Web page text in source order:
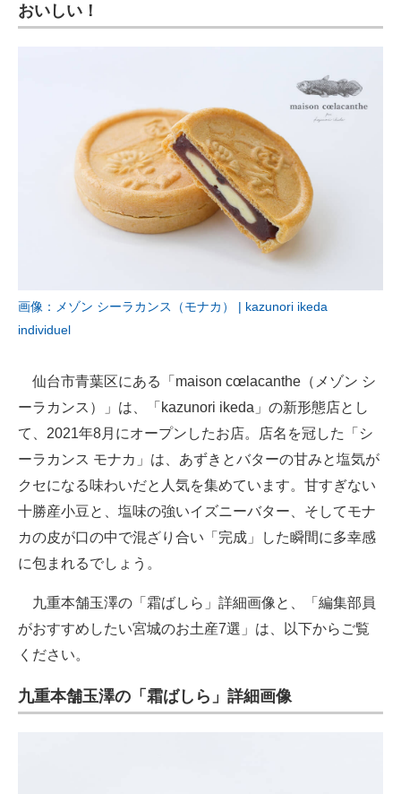
おいしい！
画像：メゾン シーラカンス（モナカ） | kazunori ikeda
individuel
仙台市青葉区にある「maison cœlacanthe（メゾン シ
ーラカンス）」は、「kazunori ikeda」の新形態店とし
て、2021年8月にオープンしたお店。店名を冠した「シ
ーラカンス モナカ」は、あずきとバターの甘みと塩気が
クセになる味わいだと人気を集めています。甘すぎない
十勝産小豆と、塩味の強いイズニーバター、そしてモナ
カの皮が口の中で混ざり合い「完成」した瞬間に多幸感
に包まれるでしょう。
九重本舗玉澤の「霜ばしら」詳細画像と、「編集部員
がおすすめしたい宮城のお土産7選」は、以下からご覧
ください。
九重本舗玉澤の「霜ばしら」詳細画像